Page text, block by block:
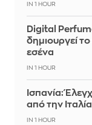
IN 1 HOUR
Digital
δημιουργεί
εσένα
IN 1 HOUR
Ισπανία:
από την Ιταλία
IN 1 HOUR